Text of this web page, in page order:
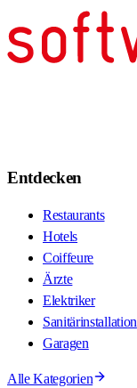
Entdecken
Restaurants
Hotels
Coiffeure
Ärzte
Elektriker
Sanitärinstallation
Garagen
Alle Kategorien